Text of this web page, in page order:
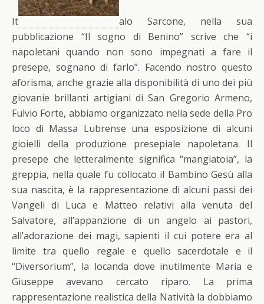
It
alo Sarcone, nella sua
pubblicazione “Il sogno di Benino” scrive che “i
napoletani quando non sono impegnati a fare il
presepe, sognano di farlo”. Facendo nostro questo
aforisma, anche grazie alla disponibilità di uno dei più
giovanie brillanti artigiani di San Gregorio Armeno,
Fulvio Forte, abbiamo organizzato nella sede della Pro
loco di Massa Lubrense una esposizione di alcuni
gioielli della produzione presepiale napoletana. Il
presepe che letteralmente significa “mangiatoia”, la
greppia, nella quale fu collocato il Bambino Gesù alla
sua nascita, è la rappresentazione di alcuni passi dei
Vangeli di Luca e Matteo relativi alla venuta del
Salvatore, all’appanzione di un angelo ai pastori,
all’adorazione dei magi, sapienti il cui potere era al
limite tra quello regale e quello sacerdotale e il
“Diversorium”, la locanda dove inutilmente Maria e
Giuseppe avevano cercato riparo. La prima
rappresentazione realistica della Natività la dobbiamo